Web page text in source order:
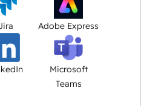
Adobe Express
Microsoft
Teams